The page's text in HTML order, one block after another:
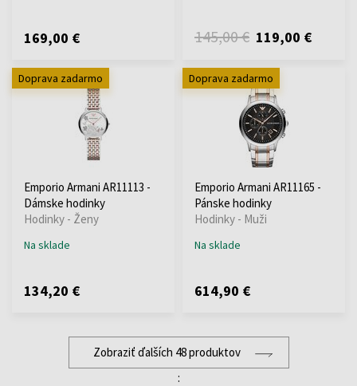
169,00 € 145,00 € 119,00 €
Doprava zadarmo
Emporio Armani AR11113 -
Dámske hodinky
Hodinky - Ženy
Na sklade
134,20 €
Doprava zadarmo
Emporio Armani AR11165 -
Pánske hodinky
Hodinky - Muži
Na sklade
614,90 €
Zobraziť ďalších 48 produktov
: